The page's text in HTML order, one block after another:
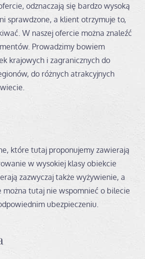
odznaczają się bardzo wysoką
sprawdzone, a klient otrzymuje to,
W naszej ofercie można znaleźć
Prowadzimy bowiem
krajowych i zagranicznych do
do różnych atrakcyjnych
które tutaj proponujemy zawierają
w wysokiej klasy obiekcie
zazwyczaj także wyżywienie, a
można tutaj nie wspomnieć o bilecie
ubezpieczeniu.